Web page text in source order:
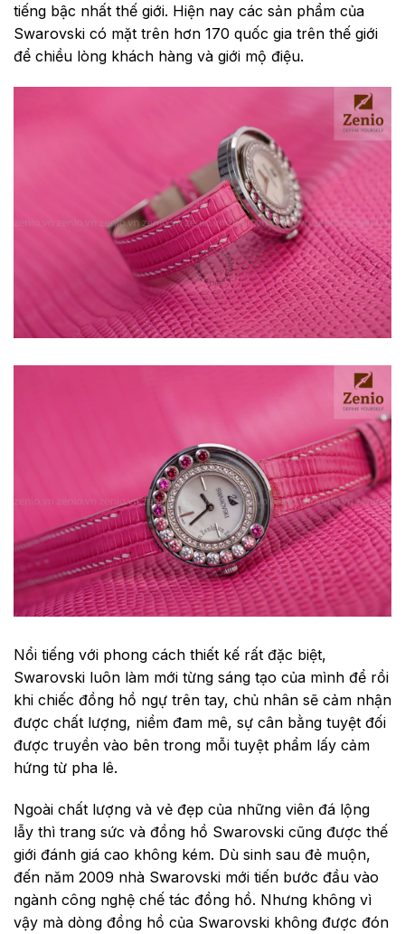
tiếng bậc nhất thế giới. Hiện nay các sản phẩm của
Swarovski có mặt trên hơn 170 quốc gia trên thế giới
để chiều lòng khách hàng và giới mộ điệu.
Nổi tiếng với phong cách thiết kế rất đặc biệt,
Swarovski luôn làm mới từng sáng tạo của mình để rồi
khi chiếc đồng hồ ngự trên tay, chủ nhân sẽ cảm nhận
được chất lượng, niềm đam mê, sự cân bằng tuyệt đối
được truyền vào bên trong mỗi tuyệt phẩm lấy cảm
hứng từ pha lê.
Ngoài chất lượng và vẻ đẹp của những viên đá lộng
lẫy thì trang sức và đồng hồ Swarovski cũng được thế
giới đánh giá cao không kém. Dù sinh sau đẻ muộn,
đến năm 2009 nhà Swarovski mới tiến bước đầu vào
ngành công nghệ chế tác đồng hồ. Nhưng không vì
vậy mà dòng đồng hồ của Swarovski không được đón